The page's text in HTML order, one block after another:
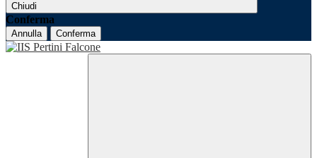
Chiudi
Conferma
Annulla Conferma